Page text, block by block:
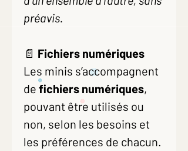
préavis.
📄 Fichiers numériques
Les minis s’accompagnent
de fichiers numériques,
pouvant être utilisés ou
non, selon les besoins et
les préférences de chacun.